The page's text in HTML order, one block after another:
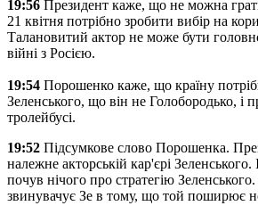
19:56 Президент каже, що не можна
21 квітня потрібно зробити вибір на
Талановитий актор не може бути
війні з Росією.
19:54 Порошенко каже, що країну
Зеленського, що він не Голобородько, і
тролейбусі.
19:52 Підсумкове слово Порошенка.
належне акторській кар'єрі
почув нічого про стратегію
звинувачує Зе в тому, що той поширює